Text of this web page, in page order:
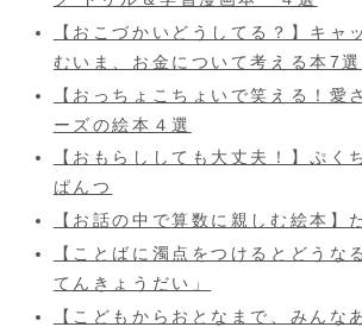
【おこづかいどうしてる？】キャ
むいま、お金について考える本7選
【おっちょこちょいで笑える！愛
ーズの絵本４選
【おもらししても大丈夫！】ぷく
ぱんつ
【お話の中で算数に親しむ絵本】
【ことばに濁点をつけるとどうな
てんきょうだい」
【こどもからおとなまで、みんな